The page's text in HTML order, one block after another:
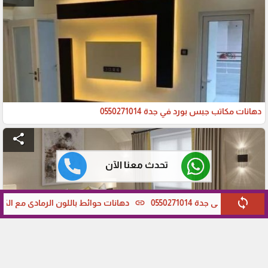
تحدث معنا الآن
sync
link دهانات حوائط باللون الرمادي مع الكشمير في جدة 0550271014
دهانات مكاتب جبس بورد في جدة 0550271014
share